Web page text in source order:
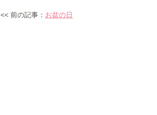
<< 前の記事： お盆の日